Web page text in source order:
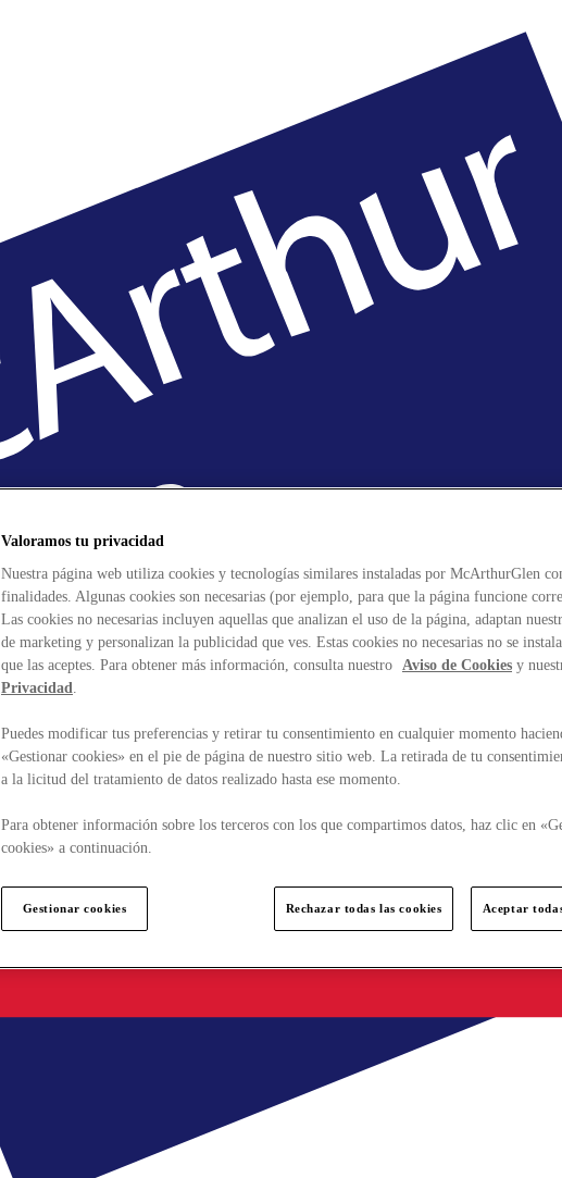
Valoramos tu privacidad
Nuestra página web utiliza cookies y tecnologías similares instaladas por McArthurGlen
finalidades. Algunas cookies son necesarias (por ejemplo, para que la página funcione
Las cookies no necesarias incluyen aquellas que analizan el uso de la página, adaptan
de marketing y personalizan la publicidad que ves. Estas cookies no necesarias no se
que las aceptes. Para obtener más información, consulta nuestro Aviso de Cookies y
Privacidad.
Puedes modificar tus preferencias y retirar tu consentimiento en cualquier momento
«Gestionar cookies» en el pie de página de nuestro sitio web. La retirada de tu
a la licitud del tratamiento de datos realizado hasta ese momento.
Para obtener información sobre los terceros con los que compartimos datos, haz clic en
cookies» a continuación.
Gestionar cookies Rechazar todas las cookies Aceptar